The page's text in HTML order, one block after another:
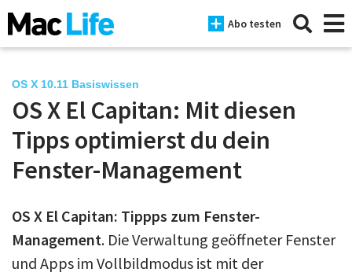
Abo testen
News
iPhone
iPad
Tests
OS X 10.11 Basiswissen
OS X El Capitan: Mit diesen
Tipps optimierst du dein
Fenster-Management
OS X El Capitan: Tippps zum Fenster-
Management. Die Verwaltung geöffneter Fenster
und Apps im Vollbildmodus ist mit der